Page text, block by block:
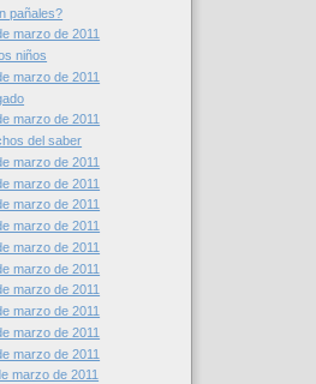
pañales?
marzo de 2011
niños
marzo de 2011
marzo de 2011
del saber
marzo de 2011
marzo de 2011
marzo de 2011
marzo de 2011
marzo de 2011
marzo de 2011
marzo de 2011
marzo de 2011
marzo de 2011
marzo de 2011
marzo de 2011